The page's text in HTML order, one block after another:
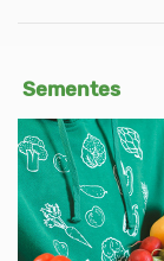
Sementes